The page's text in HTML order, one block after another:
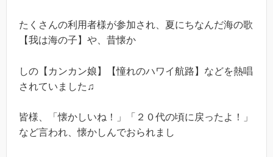
たくさんの利用者様が参加され、夏にちなんだ海の歌
【我は海の子】や、昔懐か
しの【カンカン娘】【憧れのハワイ航路】などを熱唱
されていました♫
皆様、「懐かしいね！」「２０代の頃に戻ったよ！」
など言われ、懐かしんでおられまし